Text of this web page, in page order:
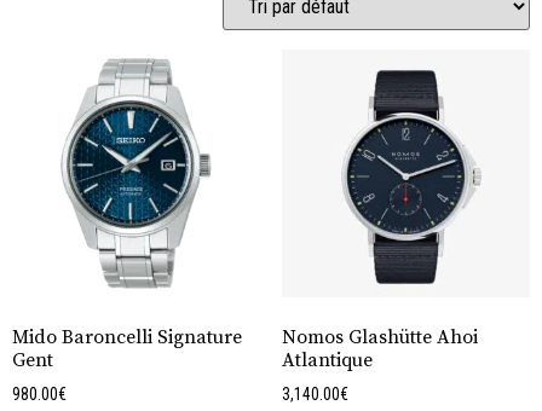
Mido Baroncelli Signature
Gent
980.00€
Nomos Glashütte Ahoi
Atlantique
3,140.00€